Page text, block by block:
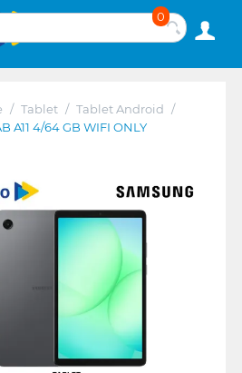
0
/ Tablet / Tablet Android /
A11 4/64 GB WIFI ONLY